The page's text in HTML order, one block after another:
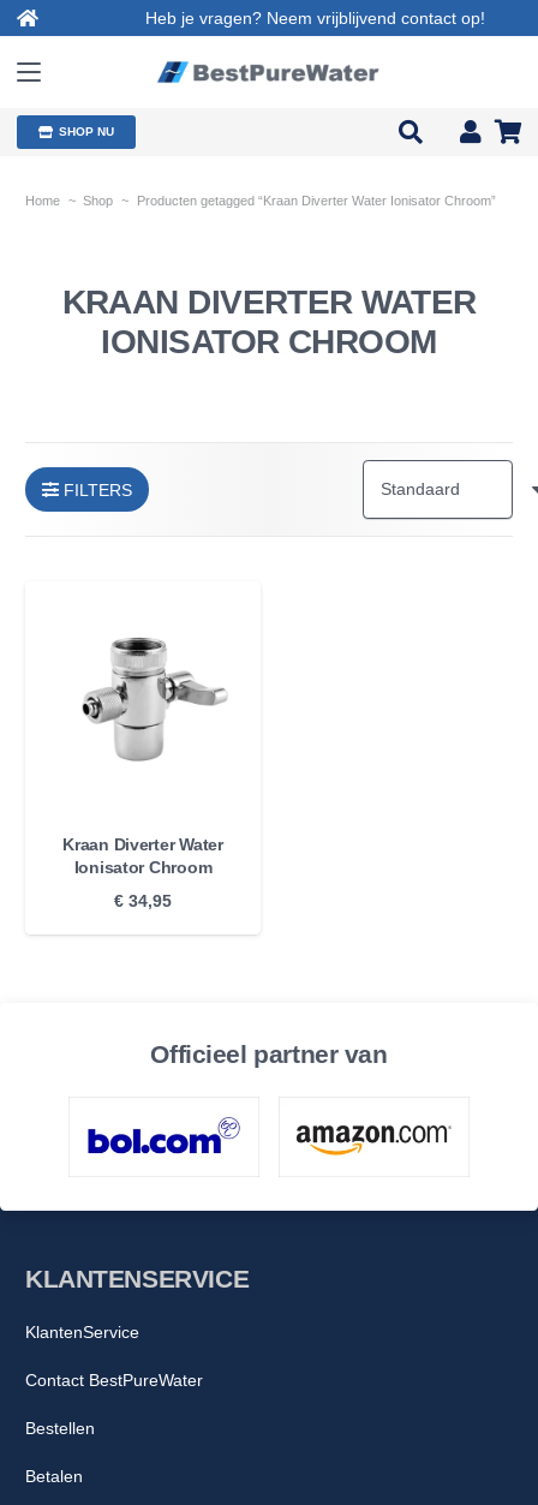
Heb je vragen? Neem vrijblijvend contact op!
SHOP NU
Home ~ Shop ~ Producten getagged “Kraan Diverter Water Ionisator Chroom”
KRAAN DIVERTER WATER
IONISATOR CHROOM
FILTERS
Kraan Diverter Water
Ionisator Chroom
€ 34,95
Officieel partner van
KLANTENSERVICE
KlantenService
Contact BestPureWater
Bestellen
Betalen